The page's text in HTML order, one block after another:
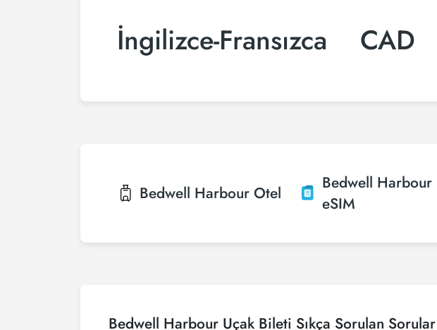
İngilizce-Fransızca CAD
Bedwell Harbour Otel
Bedwell Harbour
eSIM
Bedwell Harbour Uçak Bileti Sıkça Sorulan Sorular